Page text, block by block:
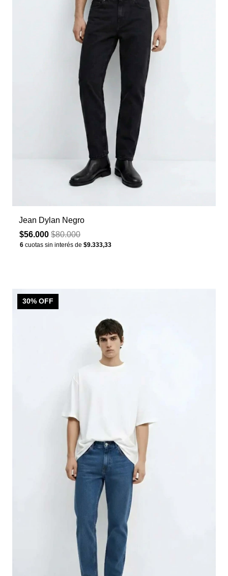
Jean Dylan Negro
$56.000 $80.000
6 cuotas sin interés de $9.333,33
30% OFF